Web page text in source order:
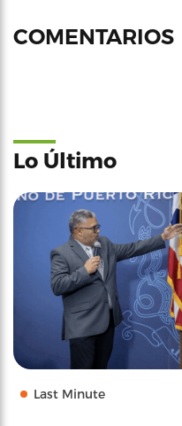
COMENTARIOS
Lo Último
Last Minute